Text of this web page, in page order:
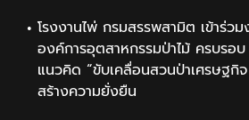
โรงงานไพ่ กรมสรรพสามิต เข้าร่ว
องค์การอุตสาหกรรมป่าไม้ ครบรอ
แนวคิด “ขับเคลื่อนสวนป่าเศรษฐกิ
สร้างความยั่งยืน